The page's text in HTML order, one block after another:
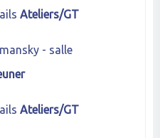
Ateliers/GT
- salle
Ateliers/GT